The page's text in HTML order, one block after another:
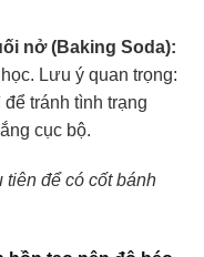
nở (Baking Soda):
Lưu ý quan trọng:
tránh tình trạng
cục bộ.
để có cốt bánh